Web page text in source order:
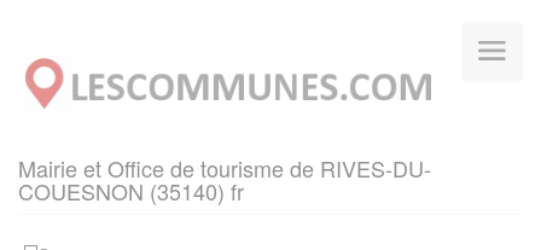
Mairie et Office de tourisme de RIVES-DU-
COUESNON (35140) fr